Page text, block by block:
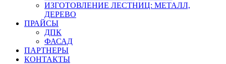
ИЗГОТОВЛЕНИЕ ЛЕСТНИЦ: МЕТАЛЛ,
ДЕРЕВО
ПРАЙСЫ
ДПК
ФАСАД
ПАРТНЕРЫ
КОНТАКТЫ